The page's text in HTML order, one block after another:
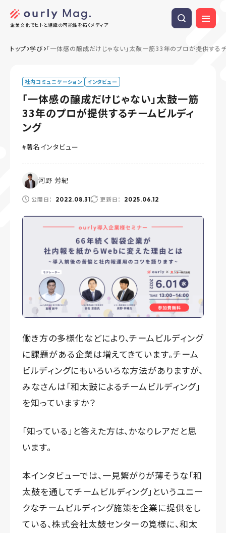
企業文化でヒトと組織の可能性を拓くメディア
トップ 学び 「一体感の醸成だけじゃない」太鼓一筋33年のプロが提供する
社内コミュニケーション インタビュー
「一体感の醸成だけじゃない」太鼓一筋
33年のプロが提供するチームビルディ
ング
著名インタビュー
河野 芳紀
公開日： 2022.08.31 更新日： 2025.06.12
働き方の多様化などにより、チームビルディング
に課題がある企業は増えてきています。チーム
ビルディングにもいろいろな方法がありますが、
みなさんは「和太鼓によるチームビルディング」
を知っていますか？
「知っている」と答えた方は、かなりレアだと思
います。
本インタビューでは、一見繋がりが薄そうな「和
太鼓を通してチームビルディング」というユニー
クなチームビルディング施策を企業に提供をし
ている、株式会社太鼓センターの筧様に、和太